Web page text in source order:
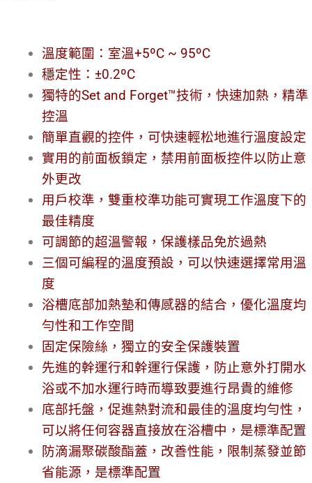
溫度範圍：室溫+5ºC ~ 95ºC
穩定性：±0.2ºC
獨特的Set and Forget™技術，快速加熱，精準
控溫
簡單直觀的控件，可快速輕松地進行溫度設定
實用的前面板鎖定，禁用前面板控件以防止意
外更改
用戶校準，雙重校準功能可實現工作溫度下的
最佳精度
可調節的超溫警報，保護樣品免於過熱
三個可編程的溫度預設，可以快速選擇常用溫
度
浴槽底部加熱墊和傳感器的結合，優化溫度均
勻性和工作空間
固定保險絲，獨立的安全保護裝置
先進的幹運行和幹運行保護，防止意外打開水
浴或不加水運行時而導致要進行昂貴的維修
底部托盤，促進熱對流和最佳的溫度均勻性，
可以將任何容器直接放在浴槽中，是標準配置
防滴漏聚碳酸酯蓋，改善性能，限制蒸發並節
省能源，是標準配置